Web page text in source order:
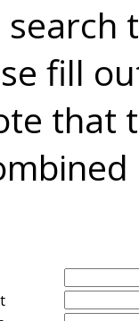
fill
that